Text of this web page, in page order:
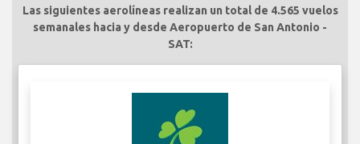
Las siguientes aerolíneas realizan un total de 4.565 vuelos
semanales hacia y desde Aeropuerto de San Antonio -
SAT: